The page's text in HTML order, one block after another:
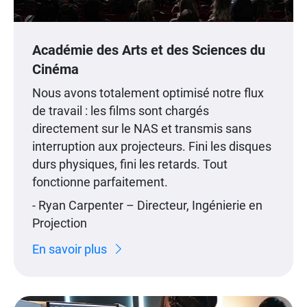
Académie des Arts et des Sciences du
Cinéma
Nous avons totalement optimisé notre flux
de travail : les films sont chargés
directement sur le NAS et transmis sans
interruption aux projecteurs. Fini les disques
durs physiques, fini les retards. Tout
fonctionne parfaitement.
- Ryan Carpenter – Directeur, Ingénierie en
Projection
En savoir plus